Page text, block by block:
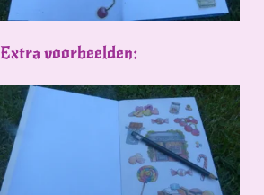
Extra voorbeelden: